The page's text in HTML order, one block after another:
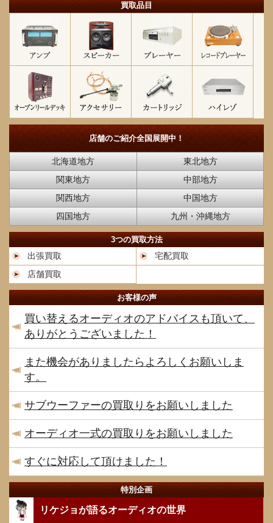
買取品目
店舗のご紹介全国展開中！
北海道地方
東北地方
関東地方
中部地方
関西地方
中国地方
四国地方
九州・沖縄地方
3つの買取方法
出張買取
宅配買取
店舗買取
お客様の声
買い替えるオーディオのアドバイスも頂いて、
ありがとうございました！
また機会がありましたらよろしくお願いしま
す。
サブウーファーの買取りをお願いしました
オーディオ一式の買取りをお願いしました
すぐに対応して頂けました！
特別企画
リケジョが語るオーディオの世界